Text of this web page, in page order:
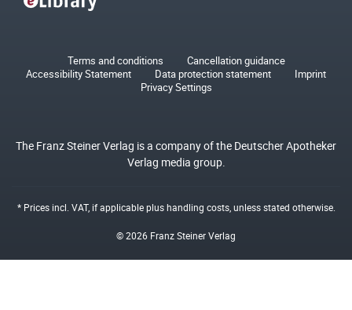
Terms and conditions
Cancellation guidance
Accessibility Statement
Data protection statement
Imprint
Privacy Settings
The Franz Steiner Verlag is a company of the Deutscher Apotheker
Verlag media group.
* Prices incl. VAT, if applicable plushandling costs, unless stated otherwise.
© 2026 Franz Steiner Verlag